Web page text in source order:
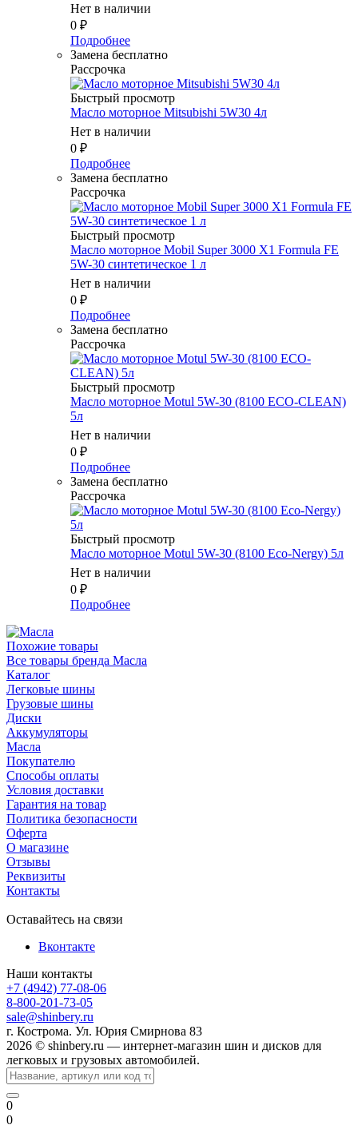
Нет в наличии
0 ₽
Подробнее
Замена бесплатно
Рассрочка
Быстрый просмотр
Масло моторное Mitsubishi 5W30 4л
Нет в наличии
0 ₽
Подробнее
Замена бесплатно
Рассрочка
Быстрый просмотр
Масло моторное Mobil Super 3000 X1 Formula FE
5W-30 синтетическое 1 л
Нет в наличии
0 ₽
Подробнее
Замена бесплатно
Рассрочка
Быстрый просмотр
Масло моторное Motul 5W-30 (8100 ECO-CLEAN)
5л
Нет в наличии
0 ₽
Подробнее
Замена бесплатно
Рассрочка
Быстрый просмотр
Масло моторное Motul 5W-30 (8100 Eco-Nergy) 5л
Нет в наличии
0 ₽
Подробнее
Похожие товары
Все товары бренда Масла
Каталог
Легковые шины
Грузовые шины
Диски
Аккумуляторы
Масла
Покупателю
Способы оплаты
Условия доставки
Гарантия на товар
Политика безопасности
Оферта
О магазине
Отзывы
Реквизиты
Контакты
Оставайтесь на связи
Вконтакте
Наши контакты
+7 (4942) 77-08-06
8-800-201-73-05
sale@shinbery.ru
г. Кострома. Ул. Юрия Смирнова 83
2026 © shinbery.ru — интернет-магазин шин и дисков для
легковых и грузовых автомобилей.
0
0